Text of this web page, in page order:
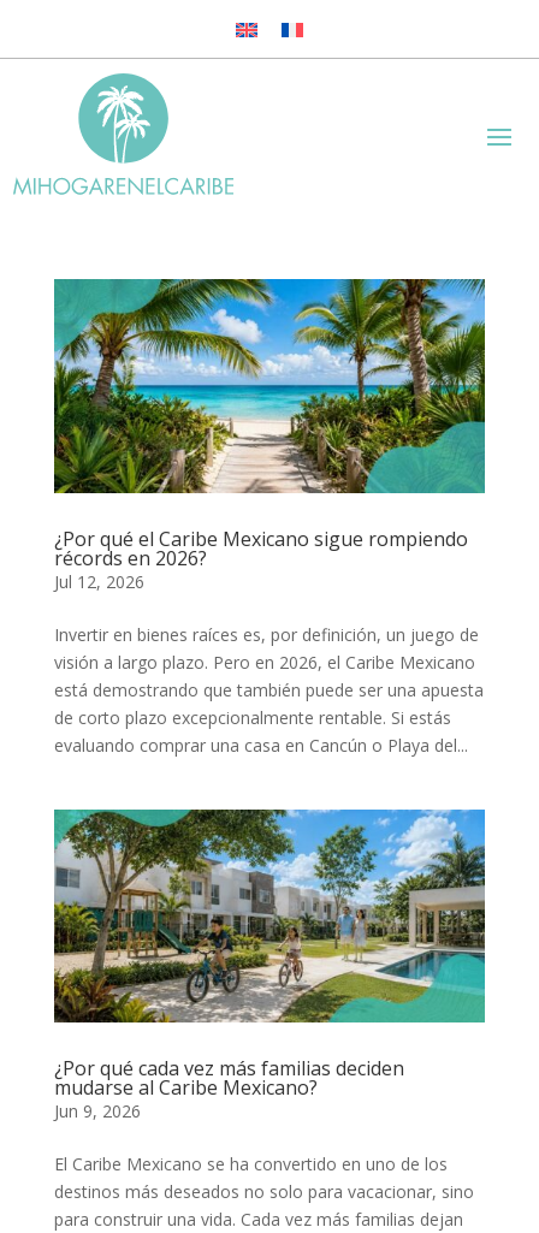
¿Por qué el Caribe Mexicano sigue rompiendo
récords en 2026?
Jul 12, 2026
Invertir en bienes raíces es, por definición, un juego de
visión a largo plazo. Pero en 2026, el Caribe Mexicano
está demostrando que también puede ser una apuesta
de corto plazo excepcionalmente rentable. Si estás
evaluando comprar una casa en Cancún o Playa del...
¿Por qué cada vez más familias deciden
mudarse al Caribe Mexicano?
Jun 9, 2026
El Caribe Mexicano se ha convertido en uno de los
destinos más deseados no solo para vacacionar, sino
para construir una vida. Cada vez más familias dejan